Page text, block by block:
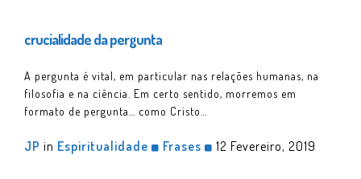
crucialidade da pergunta
A pergunta é vital, em particular nas relações humanas, na
filosofia e na ciência. Em certo sentido, morremos em
formato de pergunta… como Cristo…
JP in Espiritualidade Frases 12 Fevereiro, 2019